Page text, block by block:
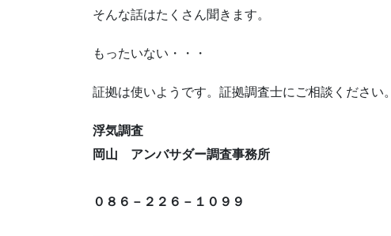
そんな話はたくさん聞きます。
もったいない・・・
証拠は使いようです。証拠調査士にご相談ください。
浮気調査
岡山 アンバサダー調査事務所
０８６－２２６－１０９９